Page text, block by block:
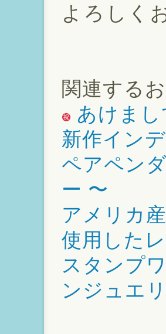
よろしく
関連する
あけま
新作イン
ペアペン
ー 〜
アメリカ
使用した
スタンプ
ンジュエ